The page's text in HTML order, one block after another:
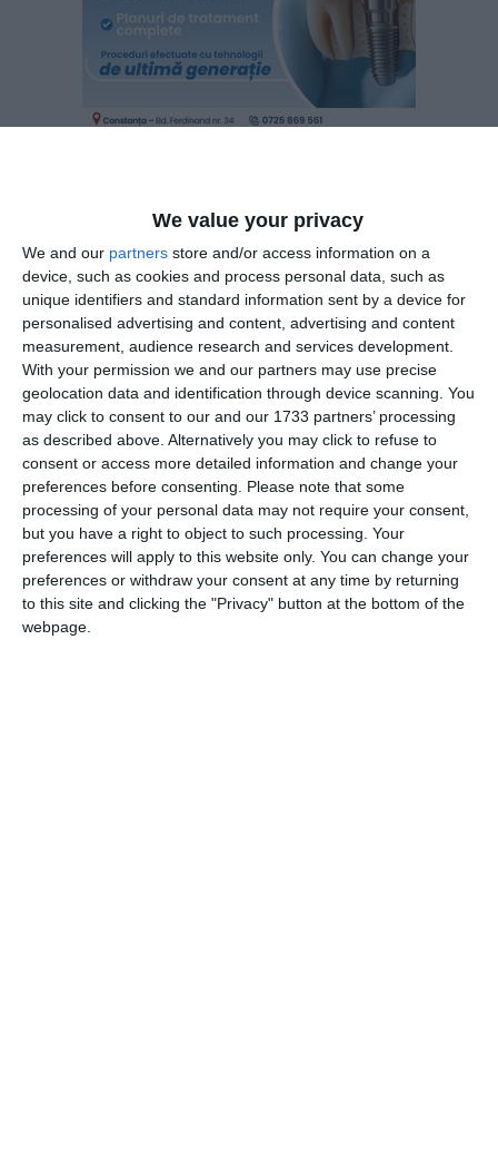
We value your privacy
We and our partners store and/or access information on a
device, such as cookies and process personal data, such as
unique identifiers and standard information sent by a device for
personalised advertising and content, advertising and content
measurement, audience research and services development.
With your permission we and our partners may use precise
geolocation data and identification through device scanning. You
may click to consent to our and our 1733 partners’ processing
as described above. Alternatively you may click to refuse to
consent or access more detailed information and change your
preferences before consenting. Please note that some
processing of your personal data may not require your consent,
but you have a right to object to such processing. Your
preferences will apply to this website only. You can change your
preferences or withdraw your consent at any time by returning
to this site and clicking the "Privacy" button at the bottom of the
webpage.
Totodată, au fost retrase 4 certificate de înmatriculare.
Astfel de acțiuni vor continua și în perioada următoare
pentru creșterea gradului de siguranță pe drumurile publice.
Citește și:
IPJ Gorj: Între femeia de 83 de ani și nepoții săi nu au fost
sesizate acte de violență fizică
Adaugă-ne ca sursă în Google
Urmărește-ne pe Google News